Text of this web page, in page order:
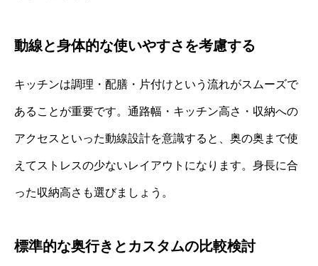
動線と身体的な使いやすさを考慮する
キッチンは調理・配膳・片付けという流れがスムーズで
あることが重要です。通路幅・キッチン高さ・収納への
アクセスといった動線設計を意識すると、奥の奥まで使
えてストレスの少ないレイアウトになります。身長に合
った収納高さも選びましょう。
標準的な奥行きとカスタムの比較検討